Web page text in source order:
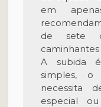
em
de sete
A subida
simples,
necessita
especial